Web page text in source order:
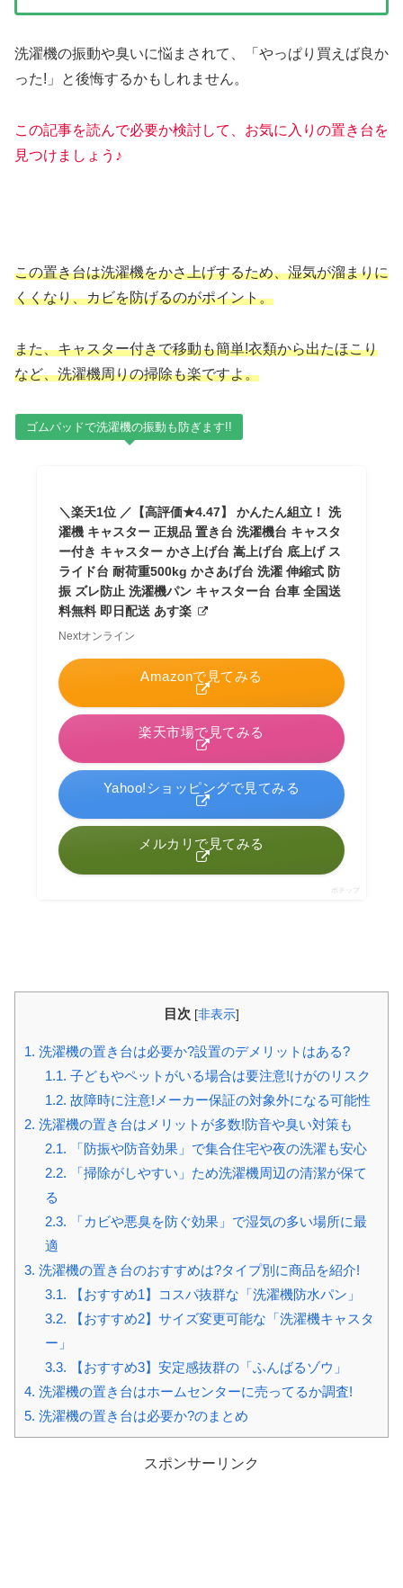
洗濯機の振動や臭いに悩まされて、「やっぱり買えば良か
った!」と後悔するかもしれません。
この記事を読んで必要か検討して、お気に入りの置き台 を
見つけましょう♪
この置き台は洗濯機をかさ上げするため、湿気が溜まりに
くくなり、カビを防げるのがポイント。
また、キャスター付きで移動も簡単!衣類から出たほこり
など、洗濯機周りの掃除も楽ですよ。
ゴムパッドで洗濯機の振動も防ぎます!!
＼楽天1位 ／【高評価★4.47】 かんたん組立！ 洗
濯機 キャスター 正規品 置き台 洗濯機台 キャスタ
ー付き キャスター かさ上げ台 嵩上げ台 底上げ ス
ライド台 耐荷重500kg かさあげ台 洗濯 伸縮式 防
振 ズレ防止 洗濯機パン キャスター台 台車 全国送
料無料 即日配送 あす楽
Nextオンライン
Amazonで見てみる
楽天市場で見てみる
Yahoo!ショッピングで見てみる
メルカリで見てみる
ポチップ
目次 [非表示]
1. 洗濯機の置き台は必要か?設置のデメリットはある?
1.1. 子どもやペットがいる場合は要注意!けがのリスク
1.2. 故障時に注意!メーカー保証の対象外になる可能性
2. 洗濯機の置き台はメリットが多数!防音や臭い対策も
2.1. 「防振や防音効果」で集合住宅や夜の洗濯も安心
2.2. 「掃除がしやすい」ため洗濯機周辺の清潔が保て
る
2.3. 「カビや悪臭を防ぐ効果」で湿気の多い場所に最
適
3. 洗濯機の置き台のおすすめは?タイプ別に商品を紹介!
3.1. 【おすすめ1】コスパ抜群な「洗濯機防水パン」
3.2. 【おすすめ2】サイズ変更可能な「洗濯機キャスタ
ー」
3.3. 【おすすめ3】安定感抜群の「ふんばるゾウ」
4. 洗濯機の置き台はホームセンターに売ってるか調査!
5. 洗濯機の置き台は必要か?のまとめ
スポンサーリンク